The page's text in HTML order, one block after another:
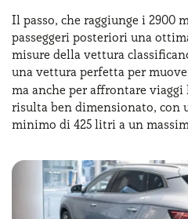
sistema ibrido, garantire
elettrica più che sufficiente
quotidiani. In sostanza, la
per il suo approccio moderno
posizionandosi come una
aziende che desiderano un
rinunciare a comfort e stile.
Il passo, che raggiunge i 2900
passeggeri posteriori una
misure della vettura
una vettura perfetta per
ma anche per affrontare
risulta ben dimensionato, con
minimo di 425 litri a un